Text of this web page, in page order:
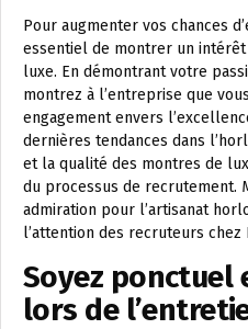
Pour augmenter vos chances
essentiel de montrer un
luxe. En démontrant votre
montrez à l’entreprise que
engagement envers
dernières tendances dans
et la qualité des montres de
du processus de recrutement.
admiration pour l’artisanat
l’attention des recruteurs chez
Soyez
lors de